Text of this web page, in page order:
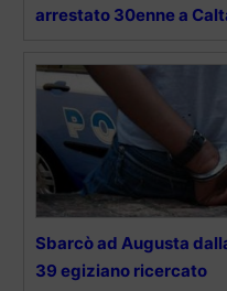
arrestato 30enne a
Sbarcò ad Augusta
39 egiziano ricercato